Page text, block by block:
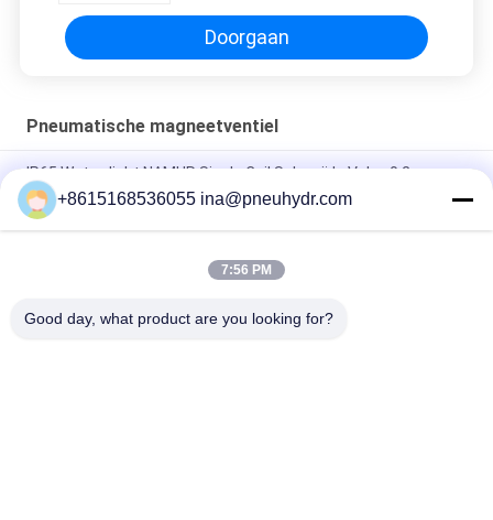
Doorgaan
Pneumatische magneetventiel
IP65 Waterdicht NAMUR Single Coil Solenoïde Valve 0.2 -
1.0Mpa 60°C NBR PUR Seal
FV-L10 In-Line 5-Weg Pneumatische Magneetventiel M7
DOOS-Lood - typ van de de Kleprol DC24V gelijkstroom 29W
+8615168536055 ina@pneuhydr.com
7:56 PM
Good day, what product are you looking for?